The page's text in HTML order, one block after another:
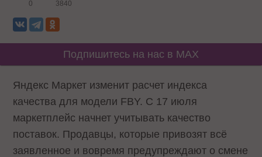
0 3840
Подпишитесь на нас в MAX
Яндекс Маркет изменит расчет индекса
качества для модели FBY. С 17 июля
маркетплейс начнет учитывать качество
поставок. Продавцы, которые привозят всё
заявленное и вовремя предупреждают о смене